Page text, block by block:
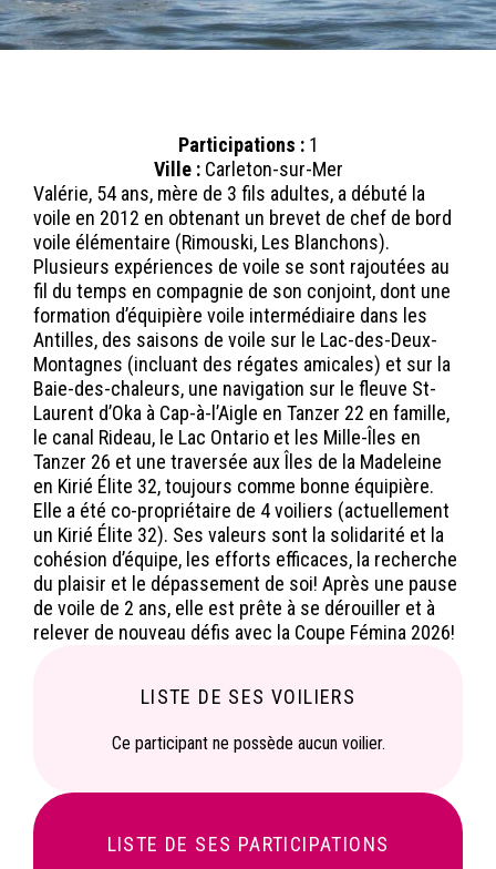
Participations : 1
Ville : Carleton-sur-Mer
Valérie, 54 ans, mère de 3 fils adultes, a débuté la
voile en 2012 en obtenant un brevet de chef de bord
voile élémentaire (Rimouski, Les Blanchons).
Plusieurs expériences de voile se sont rajoutées au
fil du temps en compagnie de son conjoint, dont une
formation d’équipière voile intermédiaire dans les
Antilles, des saisons de voile sur le Lac-des-Deux-
Montagnes (incluant des régates amicales) et sur la
Baie-des-chaleurs, une navigation sur le fleuve St-
Laurent d’Oka à Cap-à-l’Aigle en Tanzer 22 en famille,
le canal Rideau, le Lac Ontario et les Mille-Îles en
Tanzer 26 et une traversée aux Îles de la Madeleine
en Kirié Élite 32, toujours comme bonne équipière.
Elle a été co-propriétaire de 4 voiliers (actuellement
un Kirié Élite 32). Ses valeurs sont la solidarité et la
cohésion d’équipe, les efforts efficaces, la recherche
du plaisir et le dépassement de soi! Après une pause
de voile de 2 ans, elle est prête à se dérouiller et à
relever de nouveau défis avec la Coupe Fémina 2026!
LISTE DE SES VOILIERS
Ce participant ne possède aucun voilier.
LISTE DE SES PARTICIPATIONS